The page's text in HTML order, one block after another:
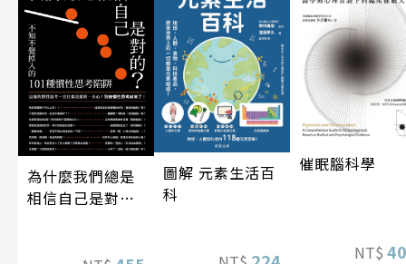
為什麼我們總是
相信自己是對
圖解 元素生活百
科
催眠腦科學
NT$